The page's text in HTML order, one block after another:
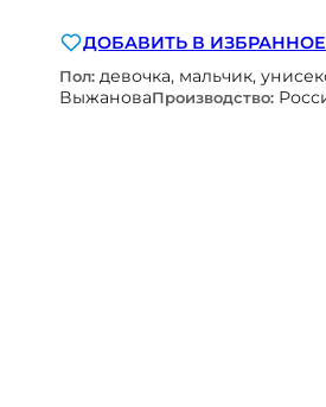
ДОБАВИТЬ В ИЗБРАННОЕ
Пол: девочка, мальчик,
ВыжановаПроизводство: